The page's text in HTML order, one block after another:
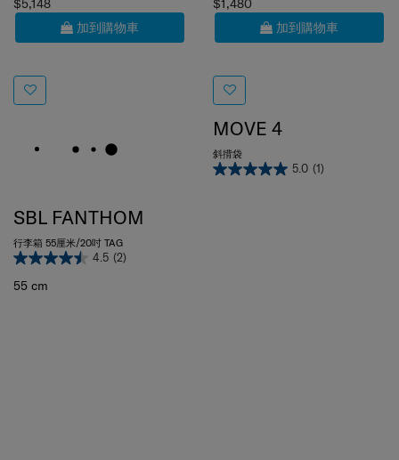
加到購物車
行李箱 55厘米/20吋 TAG
4.5 (2)
55 cm
加到購物車
MOVE 4
斜揹袋